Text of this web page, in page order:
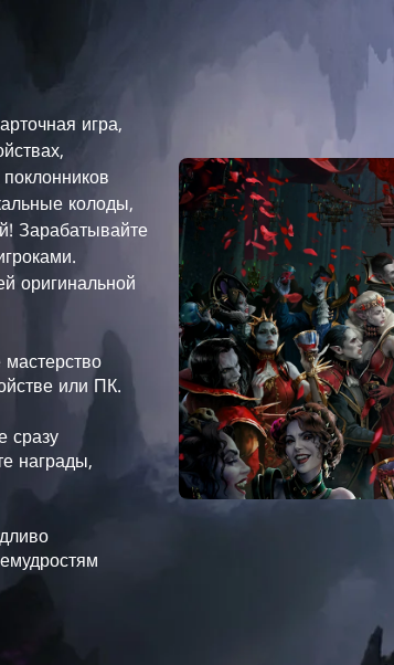
игра,
колоды,
Зарабатывайте
оригинальной
или ПК.
сразу
награды,